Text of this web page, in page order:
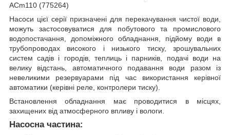
ACm110 (775264)
Насоси цієї серії призначені для перекачування чистої води,
можуть застосовуватися для побутового та промислового
водопостачання, допоміжного обладнання, підйому води в
трубопроводах високого і низького тиску, зрошувальних
систем садів і городів, теплиць і парників, подачі води на
велику відстань, автоматичного подавання води разом із
невеликими резервуарами під час використання керівної
автоматики (керівні реле, контролери тиску).
Встановлення обладнання має проводитися в місцях,
захищених від атмосферного впливу і вологи.
Насосна частина: